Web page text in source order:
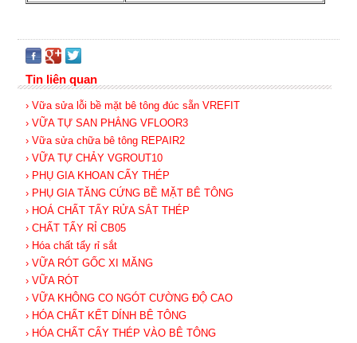
Tin liên quan
› Vữa sửa lỗi bề mặt bê tông đúc sẵn VREFIT
› VỮA TỰ SAN PHẲNG VFLOOR3
› Vữa sửa chữa bê tông REPAIR2
› VỮA TỰ CHẢY VGROUT10
› PHỤ GIA KHOAN CẤY THÉP
› PHỤ GIA TĂNG CỨNG BỀ MẶT BÊ TÔNG
› HOÁ CHẤT TẨY RỬA SẮT THÉP
› CHẤT TẨY RỈ CB05
› Hóa chất tẩy rỉ sắt
› VỮA RÓT GỐC XI MĂNG
› VỮA RÓT
› VỮA KHÔNG CO NGÓT CƯỜNG ĐỘ CAO
› HÓA CHẤT KẾT DÍNH BÊ TÔNG
› HÓA CHẤT CẤY THÉP VÀO BÊ TÔNG